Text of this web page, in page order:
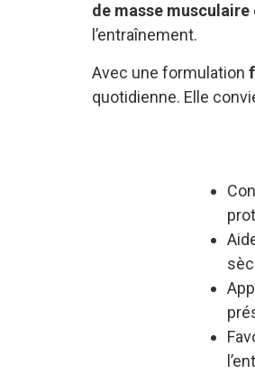
de masse musculaire
l’entraînement.
Avec une formulation
quotidienne. Elle